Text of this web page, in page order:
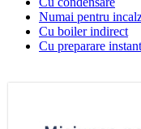
Numai pentru
Cu boiler indirect
Cu preparare